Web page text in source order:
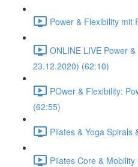
Power & Flexibility mit
ONLINE LIVE Power
23.12.2020) (62:10)
POwer & Flexibility:
(62:55)
Pilates & Yoga Spirals
Pilates Core &